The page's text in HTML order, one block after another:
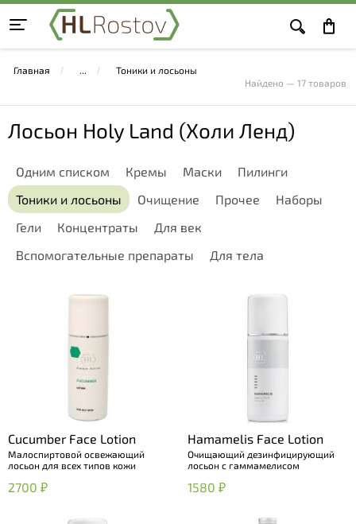
Главная
Тоники и лосьоны
Найдено — 17 товаров
Лосьон Holy Land (Холи Ленд)
Одним списком Кремы Маски
Пилинги
Тоники и лосьоны
Очищение Прочее
Наборы
Гели
Концентраты
Для век
Вспомогательные препараты
Для тела
Cucumber Face Lotion
Малоспиртовой освежающий
лосьон для всех типов кожи
2700 ₽
Hamamelis Face Lotion
Очищающий дезинфицирующий
лосьон с гаммамелисом
1580 ₽